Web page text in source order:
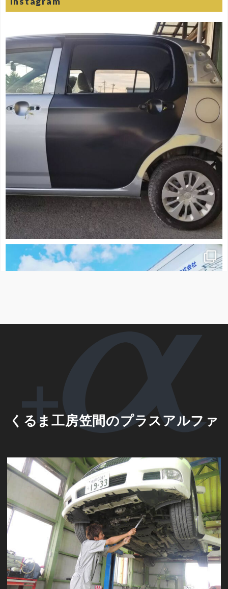
くるま工房笠間のプラスアルファ